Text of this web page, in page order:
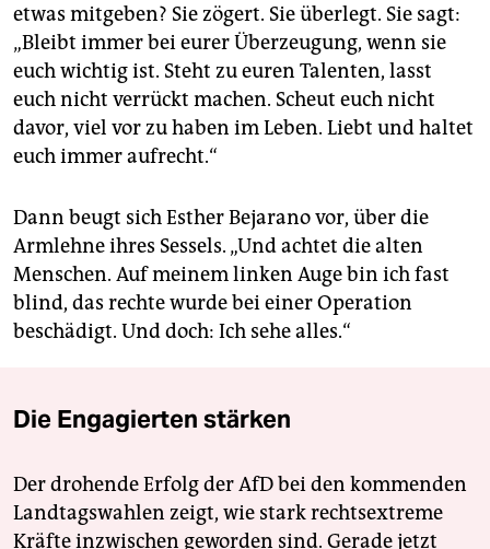
etwas mitgeben? Sie zögert. Sie überlegt. Sie sagt:
„Bleibt immer bei eurer Überzeugung, wenn sie
euch wichtig ist. Steht zu euren Talenten, lasst
euch nicht verrückt machen. Scheut euch nicht
davor, viel vor zu haben im Leben. Liebt und haltet
euch immer aufrecht.“
Dann beugt sich Esther Bejarano vor, über die
Armlehne ihres Sessels. „Und achtet die alten
Menschen. Auf meinem linken Auge bin ich fast
blind, das rechte wurde bei einer Operation
beschädigt. Und doch: Ich sehe alles.“
Die Engagierten stärken
Der drohende Erfolg der AfD bei den kommenden
Landtagswahlen zeigt, wie stark rechtsextreme
Kräfte inzwischen geworden sind. Gerade jetzt